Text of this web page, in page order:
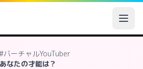
バーチャルYouTuber
なたの才能は？